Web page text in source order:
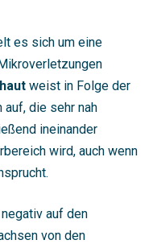
es sich um eine
weist in Folge der
auf, die sehr nah
ineinander
wird, auch wenn
auf den
von den